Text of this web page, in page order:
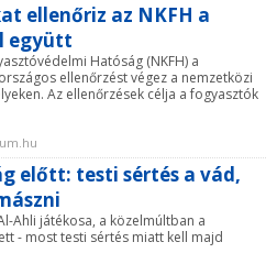
ellenőriz az NKFH a
együtt
Hatóság (NKFH) a
ellenőrzést végez a nemzetközi
Az ellenőrzések célja a fogyasztók
előtt: testi sértés a vád,
Ahli játékosa, a közelmúltban a
- most testi sértés miatt kell majd